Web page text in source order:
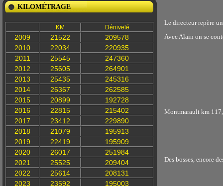
KILOMÉTRAGE
KM Dénivelé
2009 21522
209578
2010
22034
220935
2011
25545
247360
2012
25605
264901
2013
25435
245316
2014
26367
262585
2015
20899
192728
2016
22815
215402
2017
23412
229890
2018
21079
195913
2019
22419
195909
2020
26017
251984
2021
25525
209404
2022
25614
208131
2023
23592
195003
Le directeur repère
Avec Alain on se
Montmarault km
Des bosses, encore